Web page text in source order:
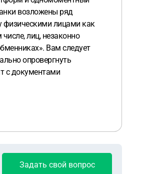
возложены ряд
физическими лицами как
лиц, незаконно
Вам следует
опровергнуть
с документами
Задать свой вопрос